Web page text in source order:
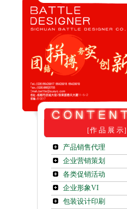
［作 品 展 示］
产品销售代理
企业营销策划
各类促销活动
企业形象VI
包装设计印刷